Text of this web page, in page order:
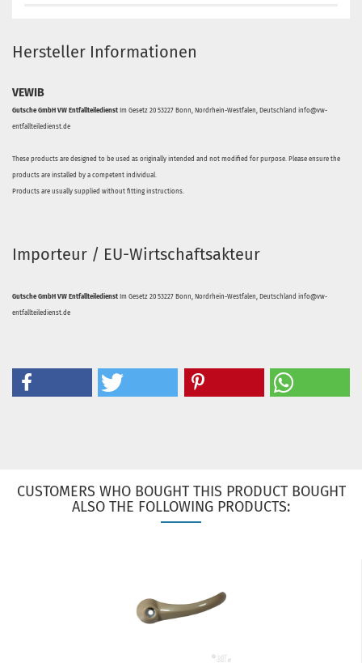
Hersteller Informationen
VEWIB
Gutsche GmbH VW Entfallteiledienst Im Gesetz 20 53227 Bonn, Nordrhein-Westfalen, Deutschland info@vw-
entfallteiledienst.de
These products are designed to be used as originally intended and not modified for purpose. Please ensure the
products are installed by a competent individual.
Products are usually supplied without fitting instructions.
Importeur / EU-Wirtschaftsakteur
Gutsche GmbH VW Entfallteiledienst Im Gesetz 20 53227 Bonn, Nordrhein-Westfalen, Deutschland info@vw-
entfallteiledienst.de
CUSTOMERS WHO BOUGHT THIS PRODUCT BOUGHT
ALSO THE FOLLOWING PRODUCTS: